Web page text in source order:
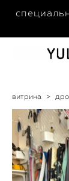
витрина >